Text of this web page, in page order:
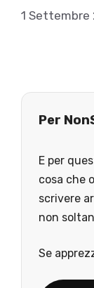
1 Settembre
Per
E per
cosa che
scrivere
non
Se